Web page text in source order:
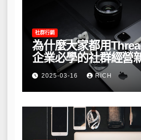
社群行銷
為什麼大家都用
企業必學的社群經營
2025-03-16 RICH